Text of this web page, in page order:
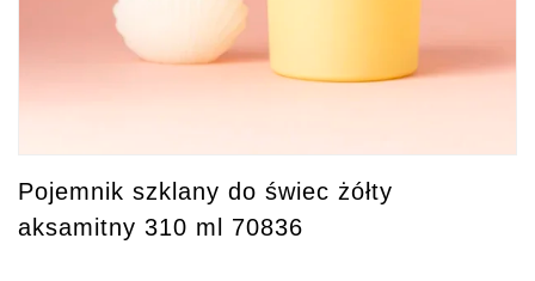
Pojemnik szklany do świec żółty
aksamitny 310 ml 70836